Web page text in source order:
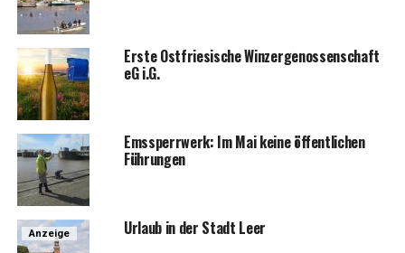
Ers­te Ost­frie­si­sche Win­zer­ge­nos­sen­schaft
eG i.G.
Ems­sperr­werk: Im Mai kei­ne öffent­li­chen
Führungen
Anzeige Urlaub in der Stadt Leer